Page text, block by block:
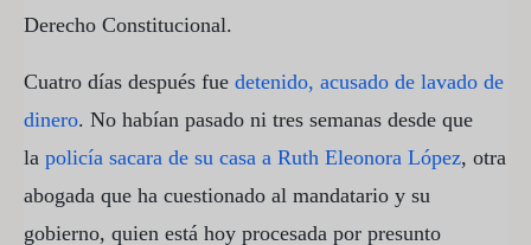
Derecho Constitucional.
Cuatro días después fue detenido, acusado de lavado de
dinero. No habían pasado ni tres semanas desde que
la policía sacara de su casa a Ruth Eleonora López, otra
abogada que ha cuestionado al mandatario y su
gobierno, quien está hoy procesada por presunto